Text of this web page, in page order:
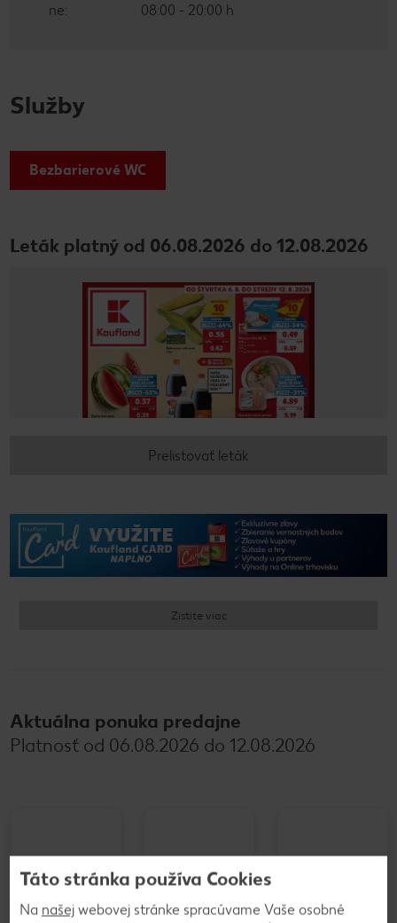
ne:
08:00 - 20:00 h
Služby
Bezbarierové WC
Leták platný od 06.08.2026 do 12.08.2026
Prelistovať leták
Zistite viac
Aktuálna ponuka predajne
Platnosť od 06.08.2026 do 12.08.2026
Hortenzia ker
Táto stránka používa Cookies
Na našej webovej stránke spracúvame Vaše osobné